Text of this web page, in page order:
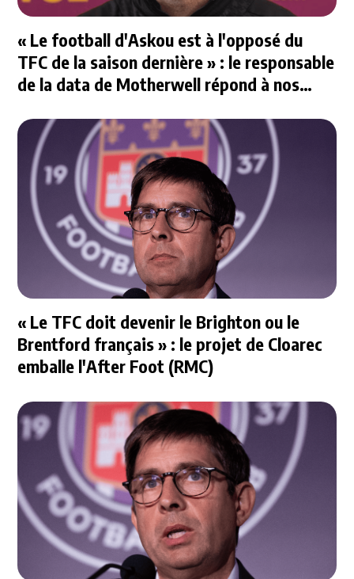
« Le football d'Askou est à l'opposé du
TFC de la saison dernière » : le responsable
de la data de Motherwell répond à nos
« Le TFC doit devenir le Brighton ou le
Brentford français » : le projet de Cloarec
emballe l'After Foot (RMC)